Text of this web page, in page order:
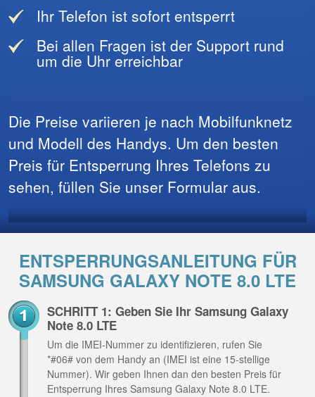
Ihr Telefon ist sofort entsperrt
Bei allen Fragen ist der Support rund
um die Uhr erreichbar
Die Preise variieren je nach Mobilfunknetz
und Modell des Handys. Um den besten
Preis für Entsperrung Ihres Telefons zu
sehen, füllen Sie unser Formular aus.
ENTSPERRUNGSANLEITUNG FÜR
SAMSUNG GALAXY NOTE 8.0 LTE
SCHRITT 1: Geben Sie Ihr Samsung Galaxy
Note 8.0 LTE
Um die IMEI-Nummer zu identifizieren, rufen Sie
*#06# von dem Handy an (IMEI ist eine 15-stellige
Nummer). Wir geben Ihnen dan den besten Preis für
Entsperrung Ihres Samsung Galaxy Note 8.0 LTE.